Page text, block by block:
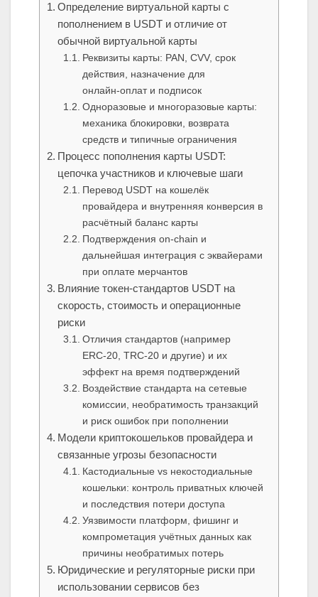
Определение виртуальной карты с
пополнением в USDT и отличие от
обычной виртуальной карты
Реквизиты карты: PAN, CVV, срок
действия, назначение для
онлайн‑оплат и подписок
Одноразовые и многоразовые карты:
механика блокировки, возврата
средств и типичные ограничения
Процесс пополнения карты USDT:
цепочка участников и ключевые шаги
Перевод USDT на кошелёк
провайдера и внутренняя конверсия в
расчётный баланс карты
Подтверждения on‑chain и
дальнейшая интеграция с эквайерами
при оплате мерчантов
Влияние токен‑стандартов USDT на
скорость, стоимость и операционные
риски
Отличия стандартов (например
ERC‑20, TRC‑20 и другие) и их
эффект на время подтверждений
Воздействие стандарта на сетевые
комиссии, необратимость транзакций
и риск ошибок при пополнении
Модели криптокошельков провайдера и
связанные угрозы безопасности
Кастодиальные vs некостодиальные
кошельки: контроль приватных ключей
и последствия потери доступа
Уязвимости платформ, фишинг и
компрометация учётных данных как
причины необратимых потерь
Юридические и регуляторные риски при
использовании сервисов без